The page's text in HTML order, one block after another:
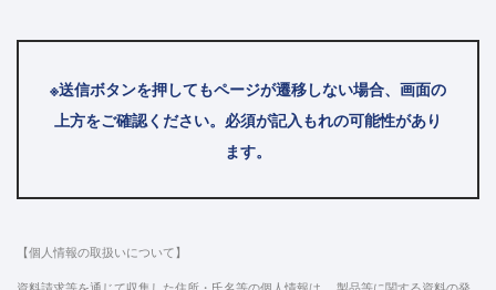
※送信ボタンを押してもページが遷移しない場合、画面の
上方をご確認ください。必須が記入もれの可能性があり
ます。
【個人情報の取扱いについて】